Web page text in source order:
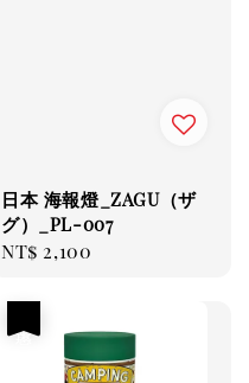
日本 海報燈_ZAGU（ザ
グ）_PL-007
Regular
NT$ 2,100